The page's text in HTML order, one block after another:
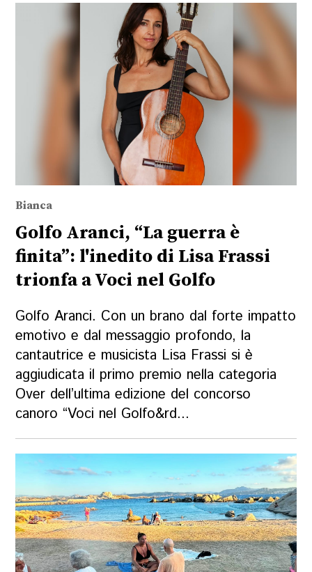
Bianca
Golfo Aranci, “La guerra è
finita”: l'inedito di Lisa Frassi
trionfa a Voci nel Golfo
Golfo Aranci. Con un brano dal forte impatto
emotivo e dal messaggio profondo, la
cantautrice e musicista Lisa Frassi si è
aggiudicata il primo premio nella categoria
Over dell’ultima edizione del concorso
canoro “Voci nel Golfo&rd...